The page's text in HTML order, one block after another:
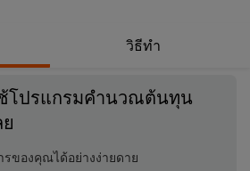
วิธีทำ
ช้โปรแกรมคำนวณต้นทุน
ของคุณได้อย่างง่ายดาย